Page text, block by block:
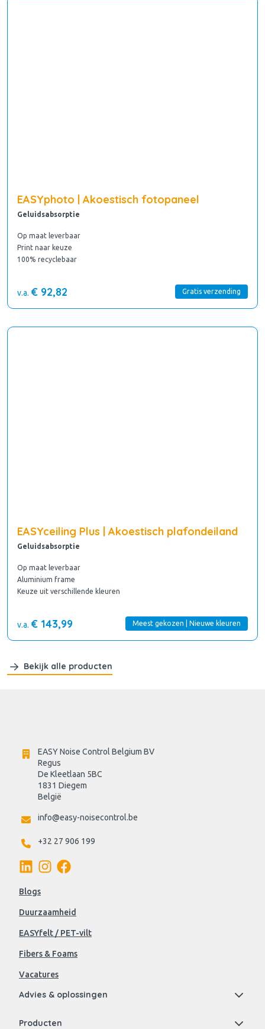
EASYphoto | Akoestisch fotopaneel
Geluidsabsorptie
Op maat leverbaar
Print naar keuze
100% recyclebaar
Gratis verzending
v.a. € 92,82
EASYceiling Plus | Akoestisch plafondeiland
Geluidsabsorptie
Op maat leverbaar
Aluminium frame
Keuze uit verschillende kleuren
Meest gekozen | Nieuwe kleuren
v.a. € 143,99
Bekijk alle producten
EASY Noise Control Belgium BV
Regus
De Kleetlaan 5BC
1831 Diegem
België
info@easy-noisecontrol.be
+32 27 906 199
Blogs
Duurzaamheid
EASYfelt / PET-vilt
Fibers & Foams
Vacatures
Advies & oplossingen
Producten